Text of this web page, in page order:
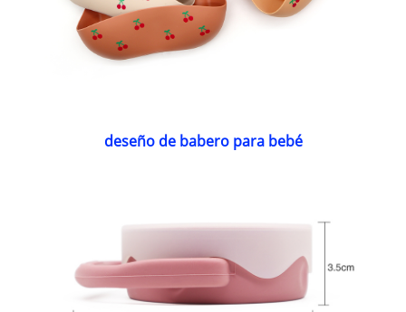
deseño de babero para bebé